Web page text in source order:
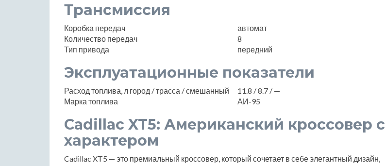
Трансмиссия
Коробка передач
автомат
Количество передач
8
Тип привода
передний
Эксплуатационные показатели
Расход топлива, л город / трасса / смешанный
11.8 / 8.7 / —
Марка топлива
АИ-95
Cadillac XT5: Американский кроссовер с
характером
Cadillac XT5 — это премиальный кроссовер, который сочетает в себе элегантный дизайн,